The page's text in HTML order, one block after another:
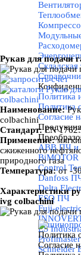
Складская
Политика
Политика
Согласие
Продукция
ABB ПЧ
Control
Danfoss
Delta
ESQ ПЧ
Fuji-
LS
Рукав для подачи
Наименование:
colbachini
Стандарт:EN
Применение:
сжиженного
природного газа
Температура: от -
Характеристики
ivg colbachini
Политика
Согласие
Назад к